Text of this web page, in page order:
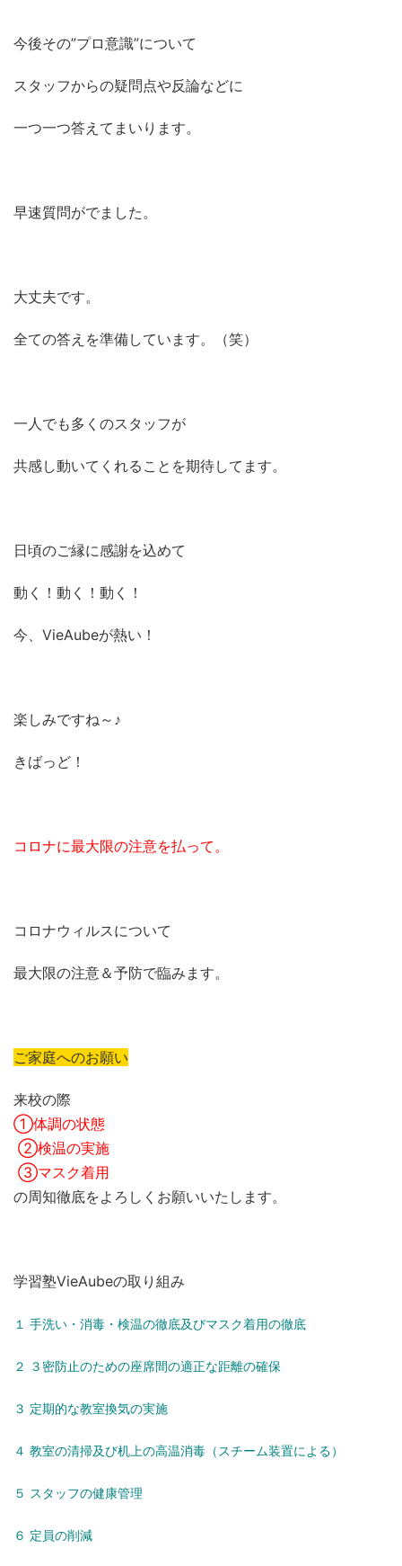
今後その”プロ意識”について
スタッフからの疑問点や反論などに
一つ一つ答えてまいります。
早速質問がでました。
大丈夫です。
全ての答えを準備しています。（笑）
一人でも多くのスタッフが
共感し動いてくれることを期待してます。
日頃のご縁に感謝を込めて
動く！動く！動く！
今、VieAubeが熱い！
楽しみですね～♪
きばっど！
コロナに最大限の注意を払って。
コロナウィルスについて
最大限の注意＆予防で臨みます。
ご家庭へのお願い
来校の際
①体調の状態
②検温の実施
③マスク着用
の周知徹底をよろしくお願いいたします。
学習塾VieAubeの取り組み
１ 手洗い ・ 消毒 ・ 検温の徹底及びマスク着用の徹底
２ ３密防止のための座席間の適正な距離の確保
３ 定期的な教室換気の実施
４ 教室の清掃及び机上の高温消毒（スチーム装置による）
５ スタッフの健康管理
６ 定員の削減